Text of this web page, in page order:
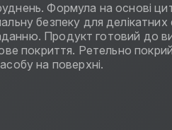
Формула на основі
безпеку для
Продукт готовий до
покриття. Ретельно
на поверхні.